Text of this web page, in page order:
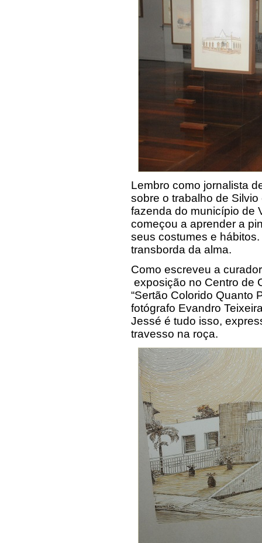
Lembro como jornalista
sobre o trabalho de
fazenda do município de
começou a aprender a
seus costumes e
transborda da alma.
Como escreveu a
exposição no Centro de
“Sertão Colorido Quanto
fotógrafo Evandro
Jessé é tudo isso,
travesso na roça.